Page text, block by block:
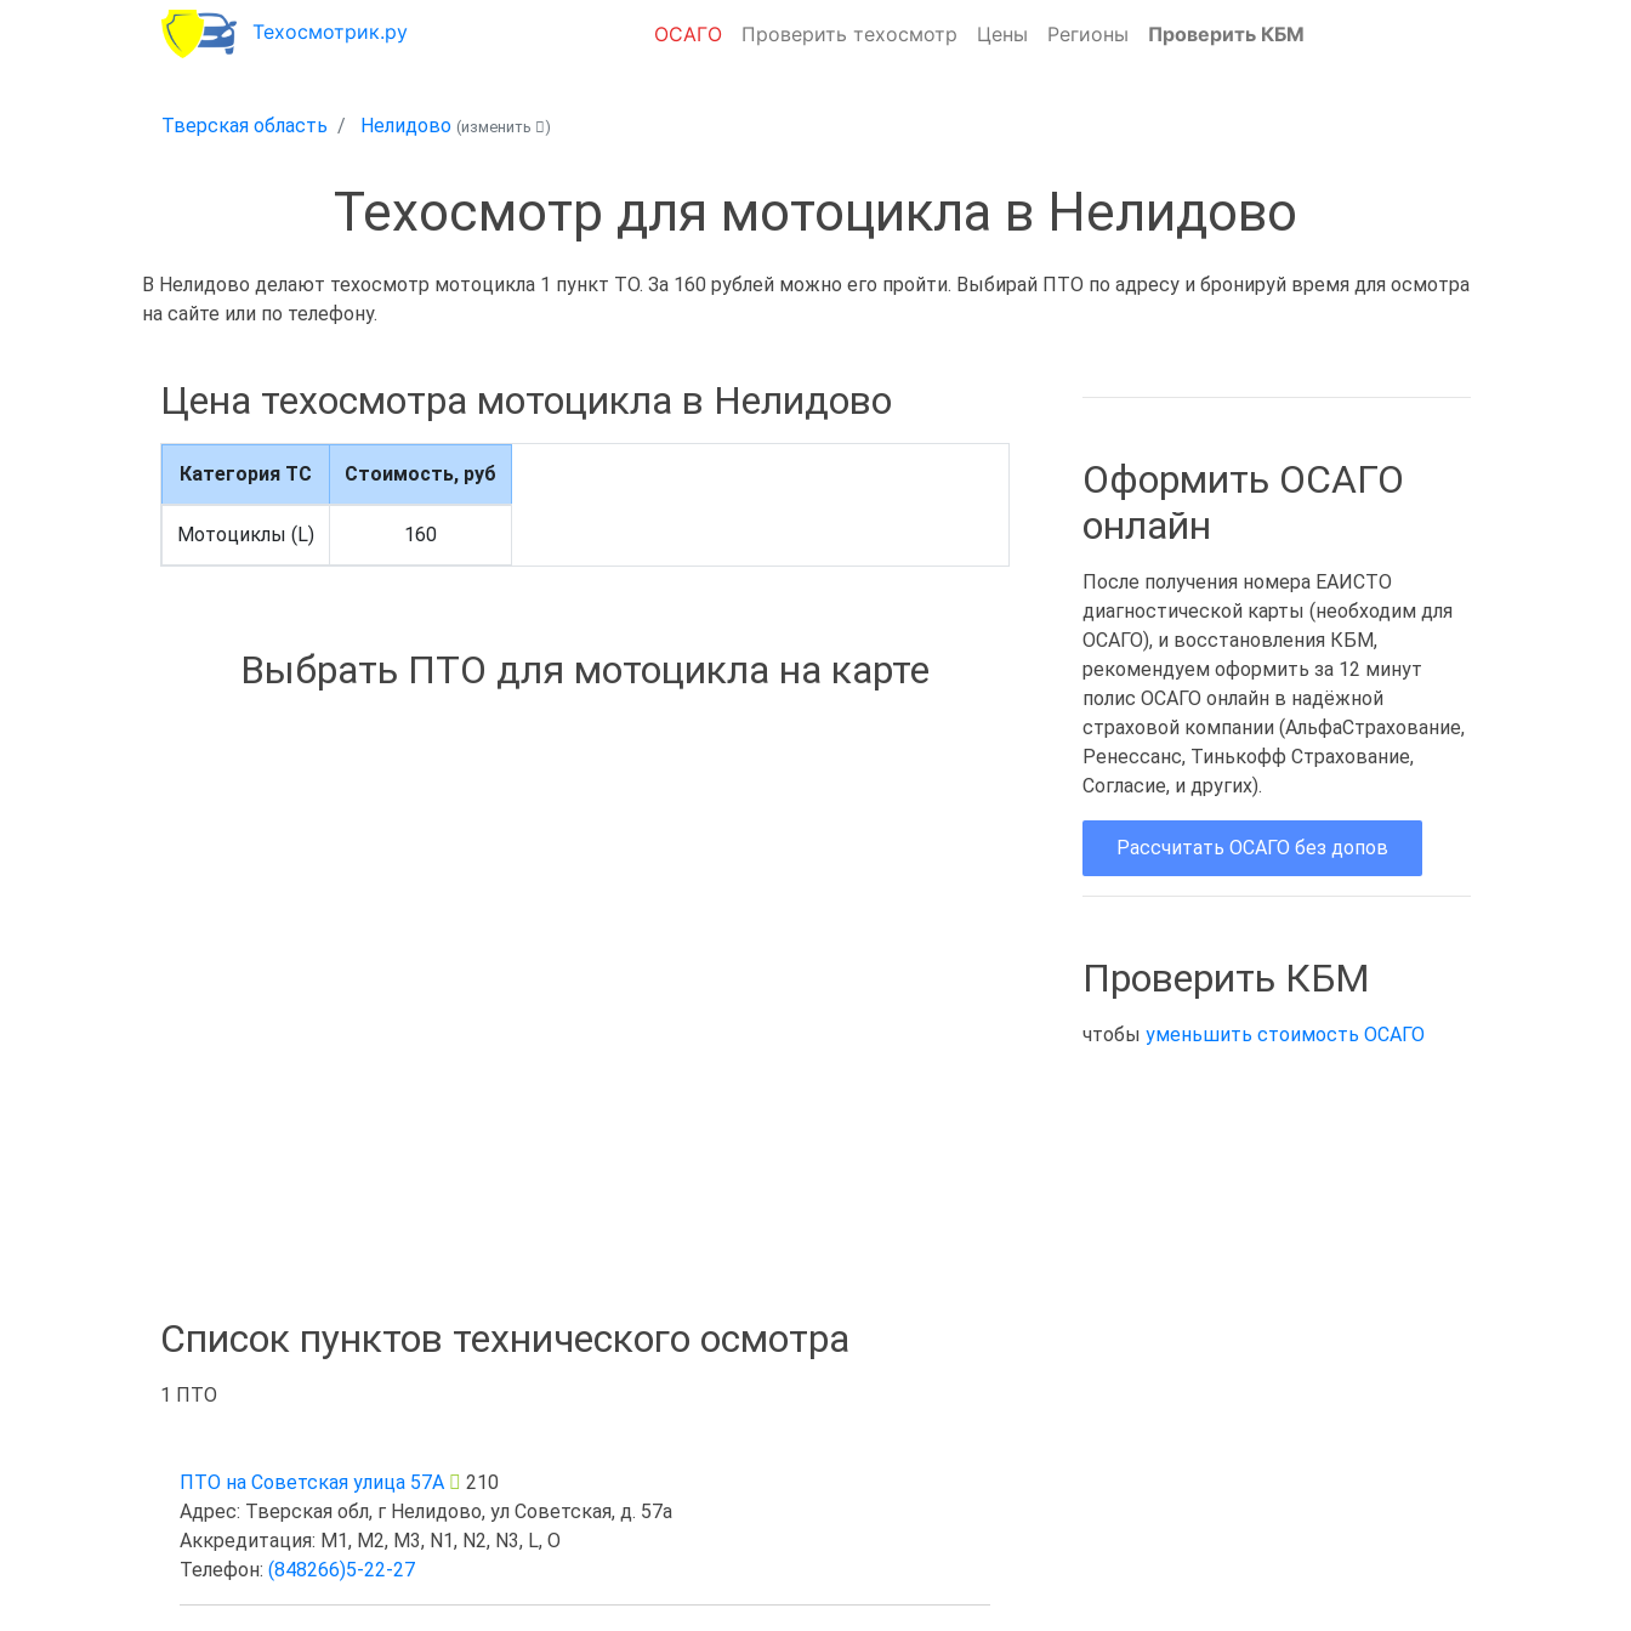
Техосмотрик.ру ОСАГО Проверить техосмотр Цены Регионы Проверить КБМ
Тверская область Нелидово (изменить )
Техосмотр для мотоцикла в Нелидово
В Нелидово делают техосмотр мотоцикла 1 пункт ТО. За 160 рублей можно его пройти. Выбирай ПТО по адресу и бронируй время для осмотра
на сайте или по телефону.
Цена техосмотра мотоцикла в Нелидово
Категория ТС Стоимость, руб
Мотоциклы (L) 160
Выбрать ПТО для мотоцикла на карте
Список пунктов технического осмотра
1 ПТО
ПТО на Советская улица 57А
210
Адрес: Тверская обл, г Нелидово, ул Советская, д. 57а
Аккредитация: M1, M2, M3, N1, N2, N3, L, O
Телефон: (848266)5-22-27
Оформить ОСАГО
онлайн
После получения номера ЕАИСТО
диагностической карты (необходим для
ОСАГО), и восстановления КБМ,
рекомендуем оформить за 12 минут
полис ОСАГО онлайн в надёжной
страховой компании (АльфаСтрахование,
Ренессанс, Тинькофф Страхование,
Согласие, и других).
Рассчитать ОСАГО без допов
Проверить КБМ
чтобы уменьшить стоимость ОСАГО